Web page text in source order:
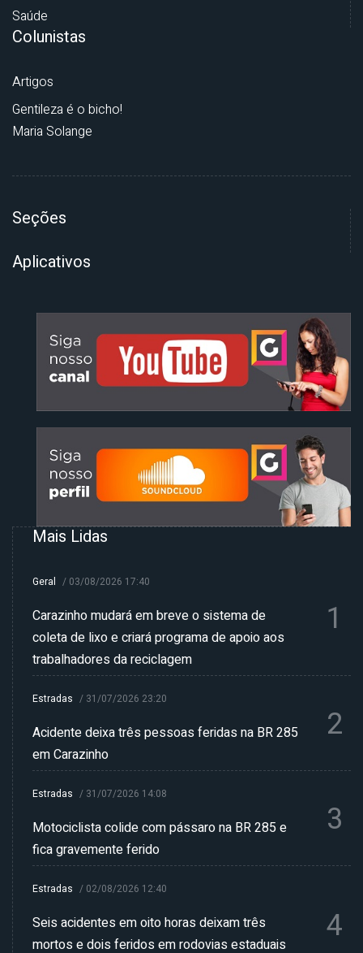
Saúde
Colunistas
Artigos
Gentileza é o bicho!
Maria Solange
Seções
Aplicativos
Mais Lidas
Geral / 03/08/2026 17:40
Carazinho mudará em breve o sistema de
coleta de lixo e criará programa de apoio aos
trabalhadores da reciclagem
1
Estradas / 31/07/2026 23:20
Acidente deixa três pessoas feridas na BR 285
em Carazinho
2
Estradas / 31/07/2026 14:08
Motociclista colide com pássaro na BR 285 e
fica gravemente ferido
3
Estradas / 02/08/2026 12:40
Seis acidentes em oito horas deixam três
mortos e dois feridos em rodovias estaduais
4